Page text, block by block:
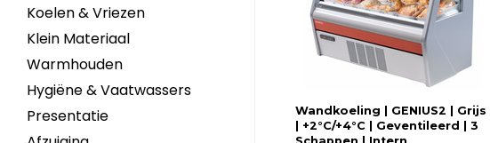
Koelen & Vriezen
Klein Materiaal
Warmhouden
Hygiëne & Vaatwassers
Presentatie
Wandkoeling | GENIUS2 | Grijs
| +2°C/+4°C | Geventileerd | 3